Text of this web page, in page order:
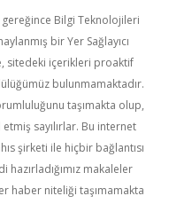
gereğince Bilgi Teknolojileri
bir Yer Sağlayıcı
sitedeki içerikleri proaktif
bulunmamaktadır.
taşımakta olup,
sayılırlar. Bu internet
şirketi ile hiçbir bağlantısı
hazırladığımız makaleler
haber niteliği taşımamakta